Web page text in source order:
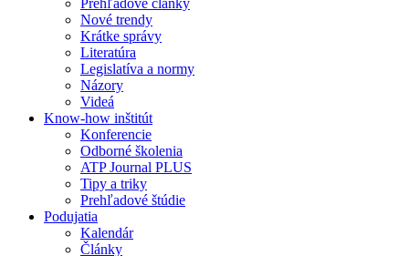
Prehľadové články
Nové trendy
Krátke správy
Literatúra
Legislatíva a normy
Názory
Videá
Know-how inštitút
Konferencie
Odborné školenia
ATP Journal PLUS
Tipy a triky
Prehľadové štúdie
Podujatia
Kalendár
Články